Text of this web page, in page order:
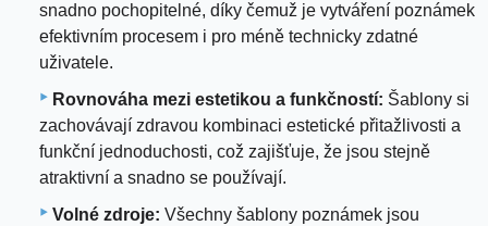
snadno pochopitelné, díky čemuž je vytváření poznámek
efektivním procesem i pro méně technicky zdatné
uživatele.
Rovnováha mezi estetikou a funkčností: Šablony si
zachovávají zdravou kombinaci estetické přitažlivosti a
funkční jednoduchosti, což zajišťuje, že jsou stejně
atraktivní a snadno se používají.
Volné zdroje: Všechny šablony poznámek jsou